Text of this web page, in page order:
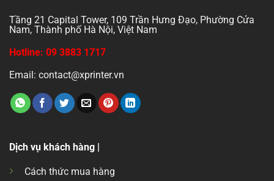
Tầng 21 Capital Tower, 109 Trần Hưng Đạo, Phường Cửa
Nam, Thành phố Hà Nội, Việt Nam
Hotline: 09 3883 1717
Email: contact@xprinter.vn
Dịch vụ khách hàng |
Cách thức mua hàng